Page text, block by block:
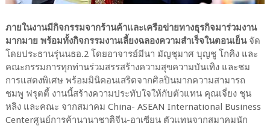
ภายในงานมีกิจกรรมจากร้านค้าและเครือข่ายทางธุรกิจมาร่วมงาน
มากมาย พร้อมทั้งกิจกรรมงานเลี้ยงฉลองความสำเร็จในตอนเย็นจัด
โดยประธานรุ่นนธอ.2 โดยอาจารย์มีนา มัญชุมาศ บุญชู โกคิง และ
คณะกรรมการทุกท่านร่วมสรรสร้างความสุขความบันเทิง และชม
การแสดงพิเศษ พร้อมมินิคอนเสริตจากศิลปินมากความสามารถ
ชมพู ฟรุตตี้ งานนี้สร้างความประทับใจให้กับตัวแทน คุณเจี่ยง ชุน
หลิง และคณะ จากสมาคม China- ASEAN International Business
Centerศูนย์การค้านานาชาติจีน-อาเซียน ตัวแทนจากสมาคมนัก